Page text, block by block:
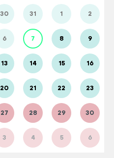
30 31 1 2
6 7 8 9
13 14 15 16
20 21 22 23
27 28 29 30
3 4 5 6